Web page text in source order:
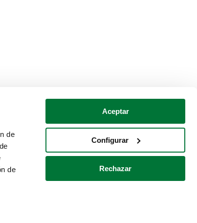
de
de
Aceptar
Configurar
Rechazar